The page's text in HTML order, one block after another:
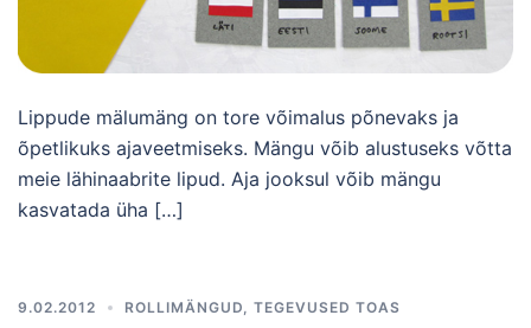
Lippude mälumäng on tore võimalus põnevaks ja
õpetlikuks ajaveetmiseks. Mängu võib alustuseks võtta
meie lähinaabrite lipud. Aja jooksul võib mängu
kasvatada üha […]
9.02.2012 ROLLIMÄNGUD TEGEVUSED TOAS